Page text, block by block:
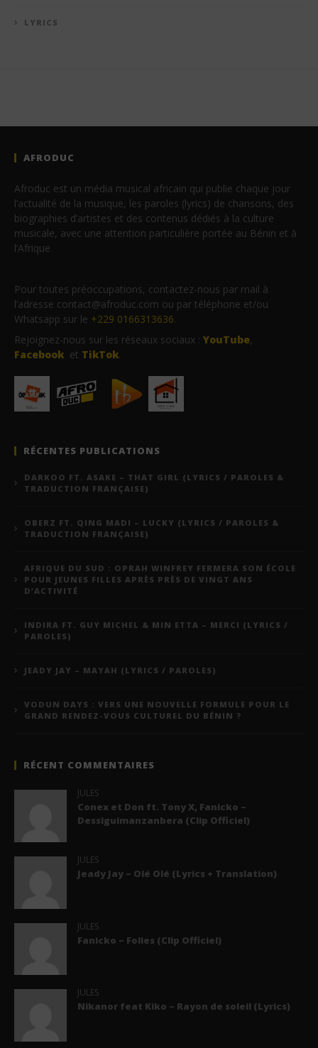
LYRICS
AFRODUC
Afroduc est un média musical africain qui publie chaque jour
l’actualité de la musique, les paroles (lyrics) de chansons, des
biographies d’artistes et des contenus dédiés à la culture
musicale, avec une attention particulière portée au Bénin et à
l’Afrique.
Pour toutes préoccupations, contactez-nous par mail à
l’adresse contact@afroduc.com ou par téléphone et/ou
Whatsapp sur le +229 0166313636.
Rejoignez-nous sur les réseaux sociaux : YouTube,
Facebook et TikTok.
RÉCENTES PUBLICATIONS
DARKOO FT. ASAKE – THAT GIRL (LYRICS / PAROLES &
TRADUCTION FRANÇAISE)
OBERZ FT. QING MADI – LUCKY (LYRICS / PAROLES &
TRADUCTION FRANÇAISE)
AFRIQUE DU SUD : OPRAH WINFREY FERMERA SON ÉCOLE
POUR JEUNES FILLES APRÈS PRÈS DE VINGT ANS
D’ACTIVITÉ
INDIRA FT. GUY MICHEL & MIN ETTA – MERCI (LYRICS /
PAROLES)
JEADY JAY – MAYAH (LYRICS / PAROLES)
VODUN DAYS : VERS UNE NOUVELLE FORMULE POUR LE
GRAND RENDEZ-VOUS CULTUREL DU BÉNIN ?
RÉCENT COMMENTAIRES
JULES
Conex et Don ft. Tony X, Fanicko –
Dessiguimanzanbera (Clip Officiel)
JULES
Jeady Jay – Olé Olé (Lyrics + Translation)
JULES
Fanicko – Folies (Clip Officiel)
JULES
Nikanor feat Kiko – Rayon de soleil (Lyrics)